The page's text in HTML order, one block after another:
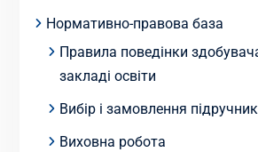
Нормативно-правова база
Правила поведінки
закладі освіти
Вибір і замовлення
Виховна робота